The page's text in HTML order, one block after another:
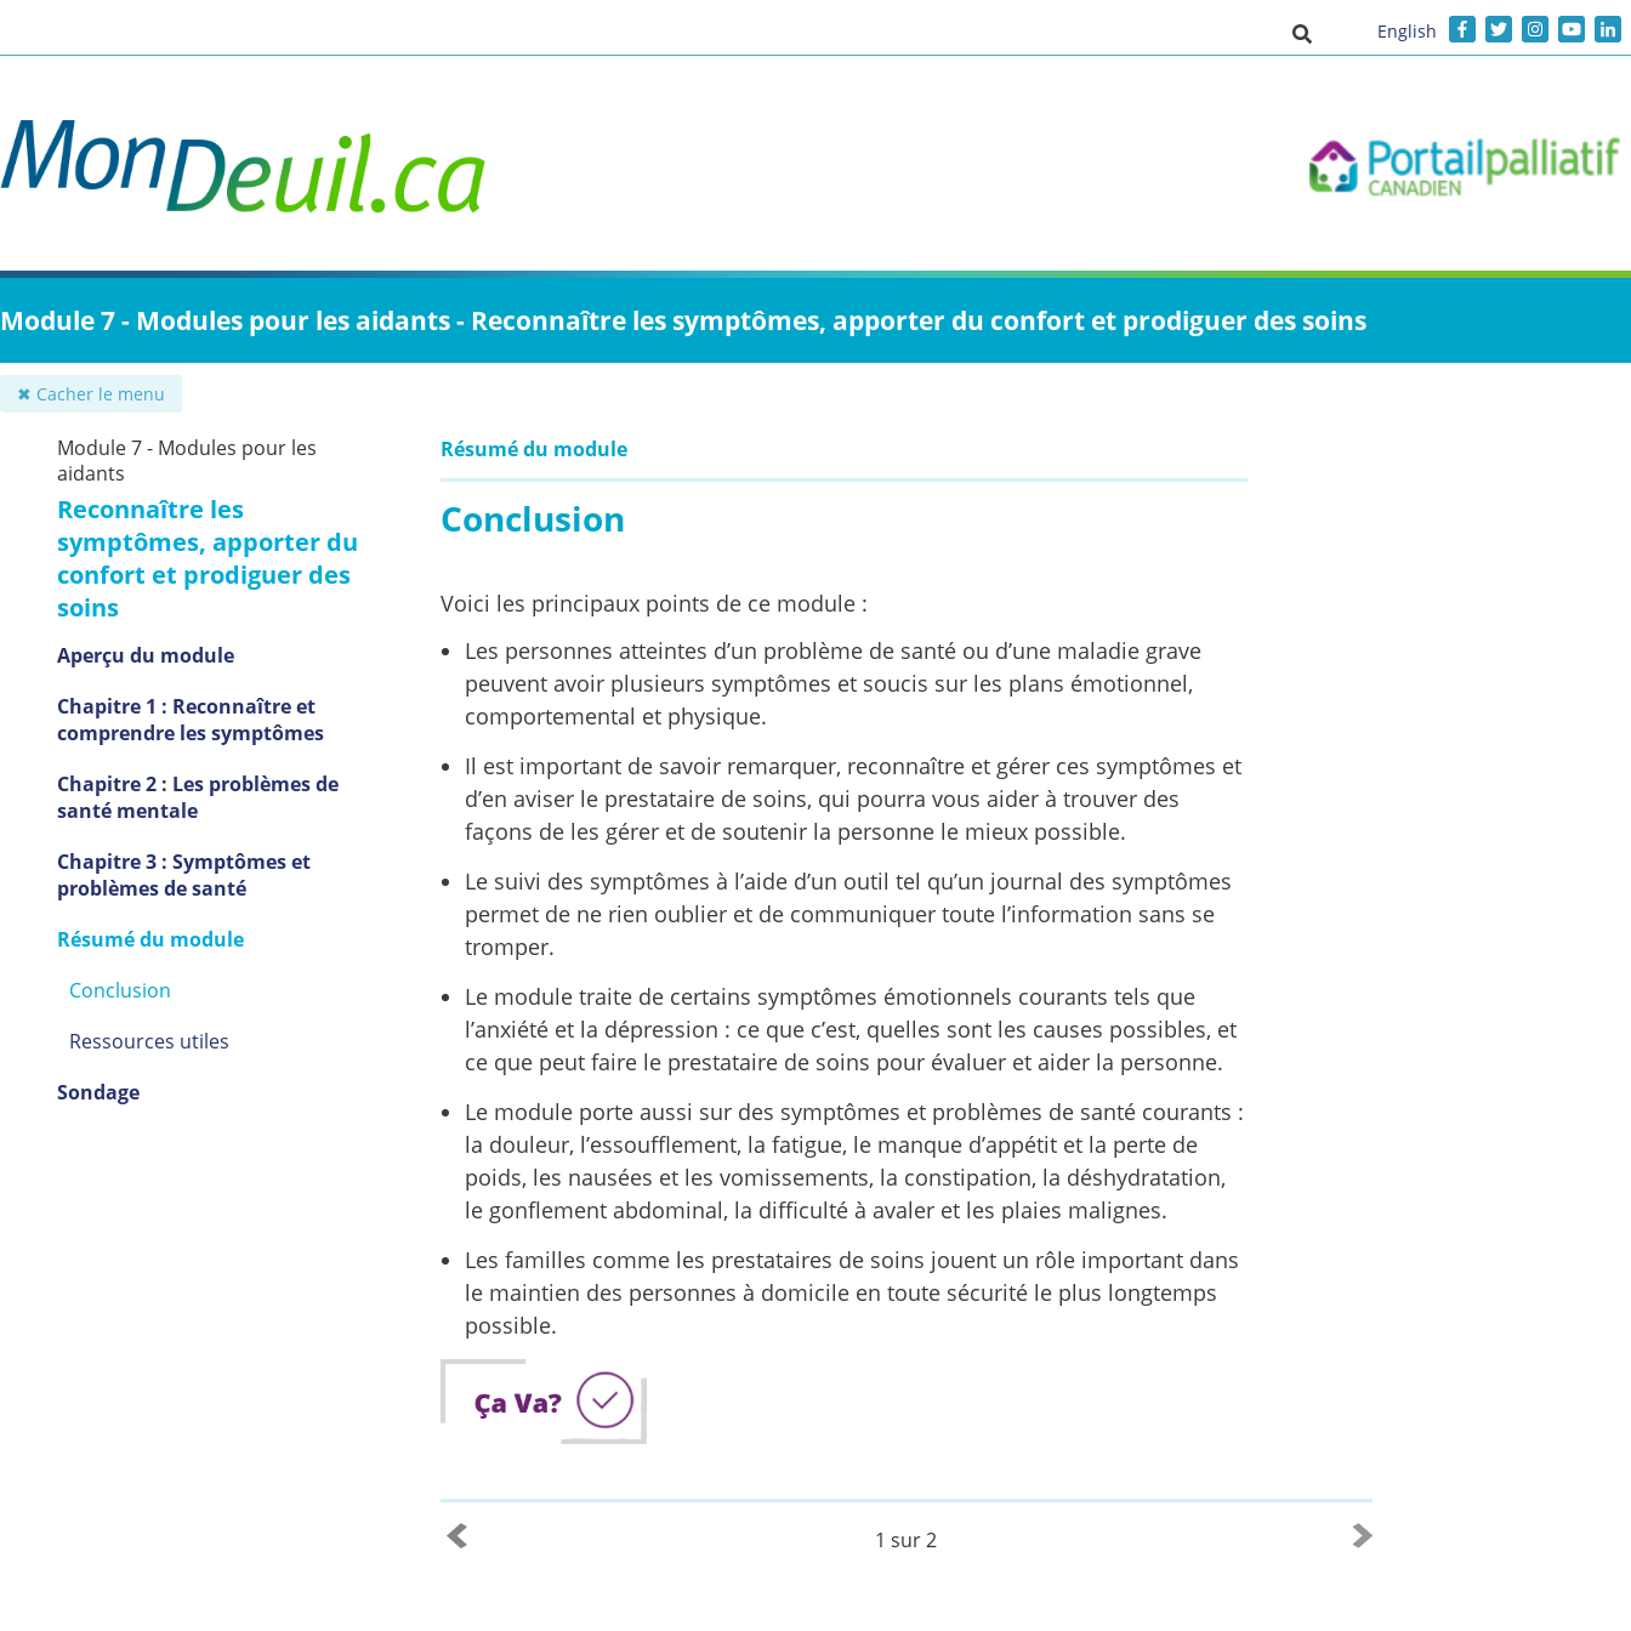
contenu
Activer/désactiver la saisie de
English
Module 7 - Modules pour les aidants - Reconnaître les symptômes, apporter du confort et prodiguer des soins
✖ Cacher le menu
Module 7 - Modules pour les
aidants
Reconnaître les
symptômes, apporter du
confort et prodiguer des
soins
Aperçu du module
Chapitre 1 : Reconnaître et
comprendre les symptômes
Chapitre 2 : Les problèmes de
santé mentale
Chapitre 3 : Symptômes et
problèmes de santé
Résumé du module
Conclusion
Ressources utiles
Sondage
Résumé du module
Conclusion
Voici les principaux points de ce module :
Les personnes atteintes d’un problème de santé ou d’une maladie grave
peuvent avoir plusieurs symptômes et soucis sur les plans émotionnel,
comportemental et physique.
Il est important de savoir remarquer, reconnaître et gérer ces symptômes et
d’en aviser le prestataire de soins, qui pourra vous aider à trouver des
façons de les gérer et de soutenir la personne le mieux possible.
Le suivi des symptômes à l’aide d’un outil tel qu’un journal des symptômes
permet de ne rien oublier et de communiquer toute l’information sans se
tromper.
Le module traite de certains symptômes émotionnels courants tels que
l’anxiété et la dépression : ce que c’est, quelles sont les causes possibles, et
ce que peut faire le prestataire de soins pour évaluer et aider la personne.
Le module porte aussi sur des symptômes et problèmes de santé courants :
la douleur, l’essoufflement, la fatigue, le manque d’appétit et la perte de
poids, les nausées et les vomissements, la constipation, la déshydratation,
le gonflement abdominal, la difficulté à avaler et les plaies malignes.
Les familles comme les prestataires de soins jouent un rôle important dans
le maintien des personnes à domicile en toute sécurité le plus longtemps
possible.
1 sur 2